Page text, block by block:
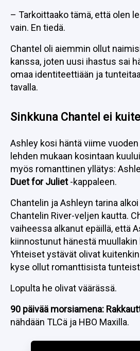
– Tarkoittaako tämä, että olen
vain. En tiedä.
Chantel oli aiemmin ollut
kanssa, joten uusi ihastus sai
omaa identiteettiään ja
tavalla.
Sinkkuna Chantel ei
Ashley kosi häntä viime
lehden mukaan kosintaan
myös romanttinen yllätys:
Duet for Juliet-kappaleen.
Chantelin ja Ashleyn tarina
Chantelin River-veljen kautta.
vaiheessa alkanut epäillä, että
kiinnostunut hänestä muullakin
Yhteiset ystävät olivat
kyse ollut romanttisista
Lopulta he olivat väärässä.
90 päivää morsiamena:
nähdään TLCä ja HBO Maxilla.